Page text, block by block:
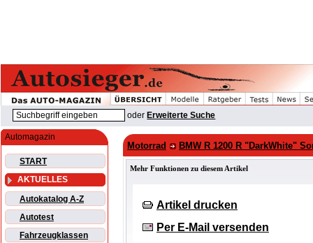
oder Erweiterte Suche
Automagazin
START
AKTUELLES
Autokatalog A-Z
Autotest
Fahrzeugklassen
Motorrad BMW R 1200 R "DarkWhite"
Mehr Funktionen zu diesem Artikel
Artikel drucken
Per E-Mail versenden